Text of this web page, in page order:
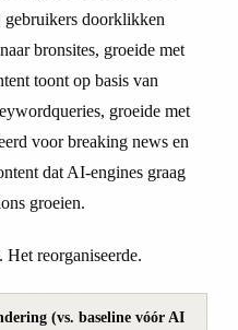
doorklikken
bronsites, groeide met
toont op basis van
groeide met
voor breaking news en
dat AI-engines graag
groeien.
reorganiseerde.
(vs. baseline vóór AI